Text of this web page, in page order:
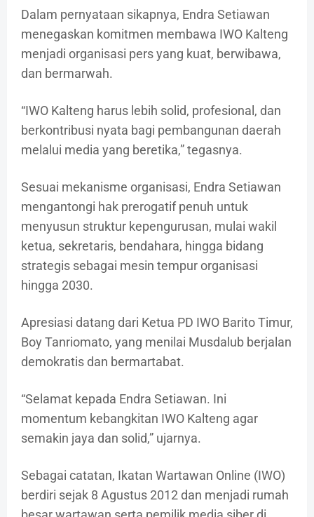
Dalam pernyataan sikapnya, Endra Setiawan
menegaskan komitmen membawa IWO Kalteng
menjadi organisasi pers yang kuat, berwibawa,
dan bermarwah.
“IWO Kalteng harus lebih solid, profesional, dan
berkontribusi nyata bagi pembangunan daerah
melalui media yang beretika,” tegasnya.
Sesuai mekanisme organisasi, Endra Setiawan
mengantongi hak prerogatif penuh untuk
menyusun struktur kepengurusan, mulai wakil
ketua, sekretaris, bendahara, hingga bidang
strategis sebagai mesin tempur organisasi
hingga 2030.
Apresiasi datang dari Ketua PD IWO Barito Timur,
Boy Tanriomato, yang menilai Musdalub berjalan
demokratis dan bermartabat.
“Selamat kepada Endra Setiawan. Ini
momentum kebangkitan IWO Kalteng agar
semakin jaya dan solid,” ujarnya.
Sebagai catatan, Ikatan Wartawan Online (IWO)
berdiri sejak 8 Agustus 2012 dan menjadi rumah